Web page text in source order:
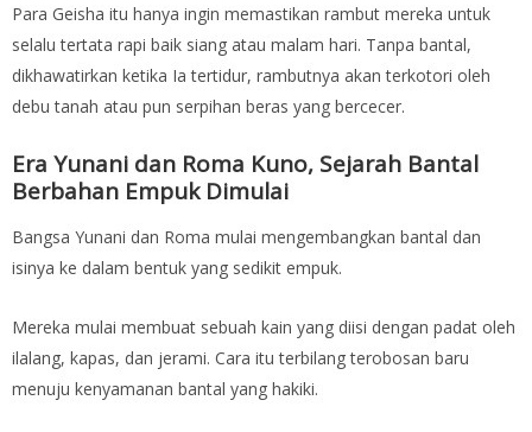
Para Geisha itu hanya ingin memastikan rambut mereka untuk
selalu tertata rapi baik siang atau malam hari. Tanpa bantal,
dikhawatirkan ketika Ia tertidur, rambutnya akan terkotori oleh
debu tanah atau pun serpihan beras yang bercecer.
Era Yunani dan Roma Kuno, Sejarah Bantal
Berbahan Empuk Dimulai
Bangsa Yunani dan Roma mulai mengembangkan bantal dan
isinya ke dalam bentuk yang sedikit empuk.
Mereka mulai membuat sebuah kain yang diisi dengan padat oleh
ilalang, kapas, dan jerami. Cara itu terbilang terobosan baru
menuju kenyamanan bantal yang hakiki.